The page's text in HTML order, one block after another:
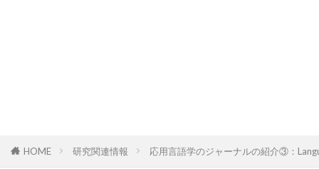
HOME 研究関連情報 応用言語学のジャーナルの紹介③：